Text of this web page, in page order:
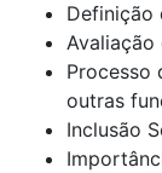
Definição
Avaliação
Processo
outras
Inclusão